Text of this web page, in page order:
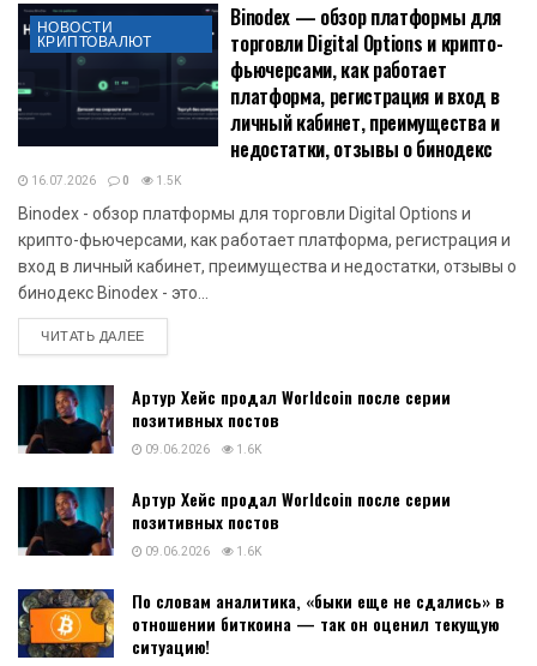
НОВОСТИ
КРИПТОВАЛЮТ
Binodex — обзор платформы для
торговли Digital Options и крипто-
фьючерсами, как работает
платформа, регистрация и вход в
личный кабинет, преимущества и
недостатки, отзывы о бинодекс
16.07.2026 0 1.5K
Binodex - обзор платформы для торговли Digital Options и
крипто-фьючерсами, как работает платформа, регистрация и
вход в личный кабинет, преимущества и недостатки, отзывы о
бинодекс Binodex - это...
ЧИТАТЬ ДАЛЕЕDETAILS
Артур Хейс продал Worldcoin после серии
позитивных постов
09.06.2026 1.6K
Артур Хейс продал Worldcoin после серии
позитивных постов
09.06.2026 1.6K
По словам аналитика, «быки еще не сдались» в
отношении биткоина — так он оценил текущую
ситуацию!